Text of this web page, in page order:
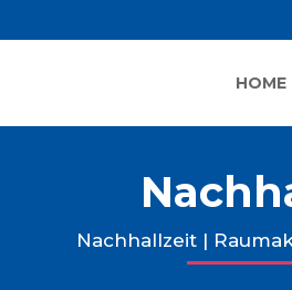
HOME
Nachhallzeit|